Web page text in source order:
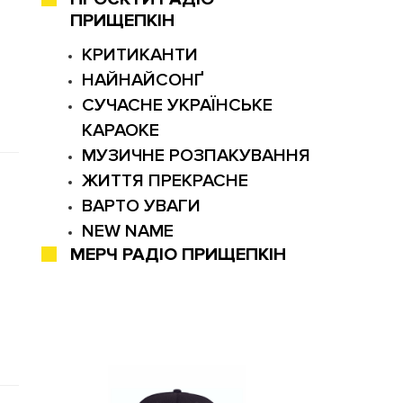
ПРИЩЕПКІН
КРИТИКАНТИ
НАЙНАЙСОНҐ
СУЧАСНЕ УКРАЇНСЬКЕ
КАРАОКЕ
МУЗИЧНЕ РОЗПАКУВАННЯ
ЖИТТЯ ПРЕКРАСНЕ
ВАРТО УВАГИ
NEW NAME
МЕРЧ РАДІО ПРИЩЕПКІН